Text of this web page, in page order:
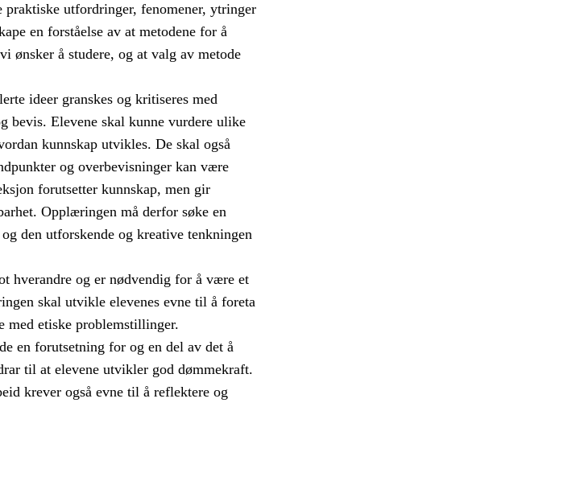
utfordringer, fenomener, ytringer
en forståelse av at metodene for å
ønsker å studere, og at valg av metode
ideer granskes og kritiseres med
bevis. Elevene skal kunne vurdere ulike
kunnskap utvikles. De skal også
og overbevisninger kan være
forutsetter kunnskap, men gir
Opplæringen må derfor søke en
den utforskende og kreative tenkningen
hverandre og er nødvendig for å være et
skal utvikle elevenes evne til å foreta
med etiske problemstillinger.
en forutsetning for og en del av det å
til at elevene utvikler god dømmekraft.
krever også evne til å reflektere og